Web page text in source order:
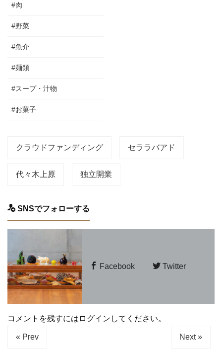
#肉
#野菜
#魚介
#麺類
#スープ・汁物
#お菓子
クラウドファンディング セララバアド
代々木上原 独立開業
SNSでフォローする
Facebook Twitter
コメントを残すにはログインしてください。
« Prev Next »